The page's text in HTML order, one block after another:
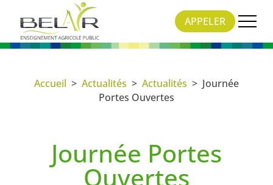
APPELER
Accueil > Actualités > Actualités > Journée
Portes Ouvertes
Journée Portes
Ouvertes